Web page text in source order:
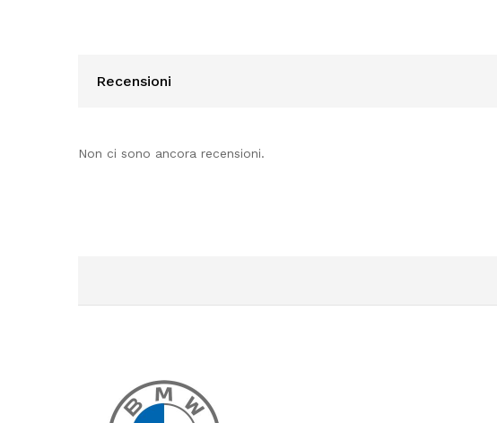
Recensioni
Non ci sono ancora recensioni.